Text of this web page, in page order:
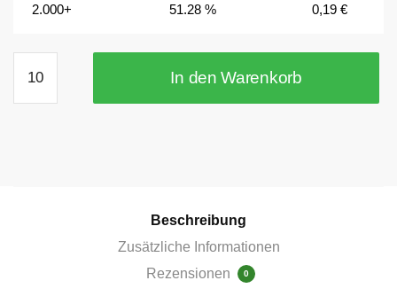
2.000+ 51.28 % 0,19€
mm
Scheibenmagnete
In den Warenkorb
Beschreibung
Zusätzliche Informationen
Rezensionen
0